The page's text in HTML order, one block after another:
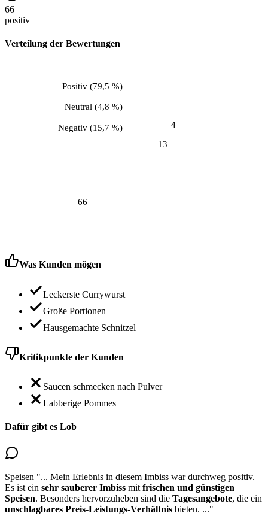
66
positiv
Verteilung der Bewertungen
13
Negativ(15,7 %) 4
Neutral(4,8 %)
66
Positiv(79,5 %)
Was Kunden mögen
Leckerste Currywurst
Große Portionen
Hausgemachte Schnitzel
Kritikpunkte der Kunden
Saucen schmecken nach Pulver
Labberige Pommes
Dafür gibt es Lob
Speisen "... Mein Erlebnis in diesem Imbiss war durchweg positiv.
Es ist ein sehr sauberer Imbiss mit frischen und günstigen
Speisen. Besonders hervorzuheben sind die Tagesangebote, die ein
unschlagbares Preis-Leistungs-Verhältnis bieten. ..."